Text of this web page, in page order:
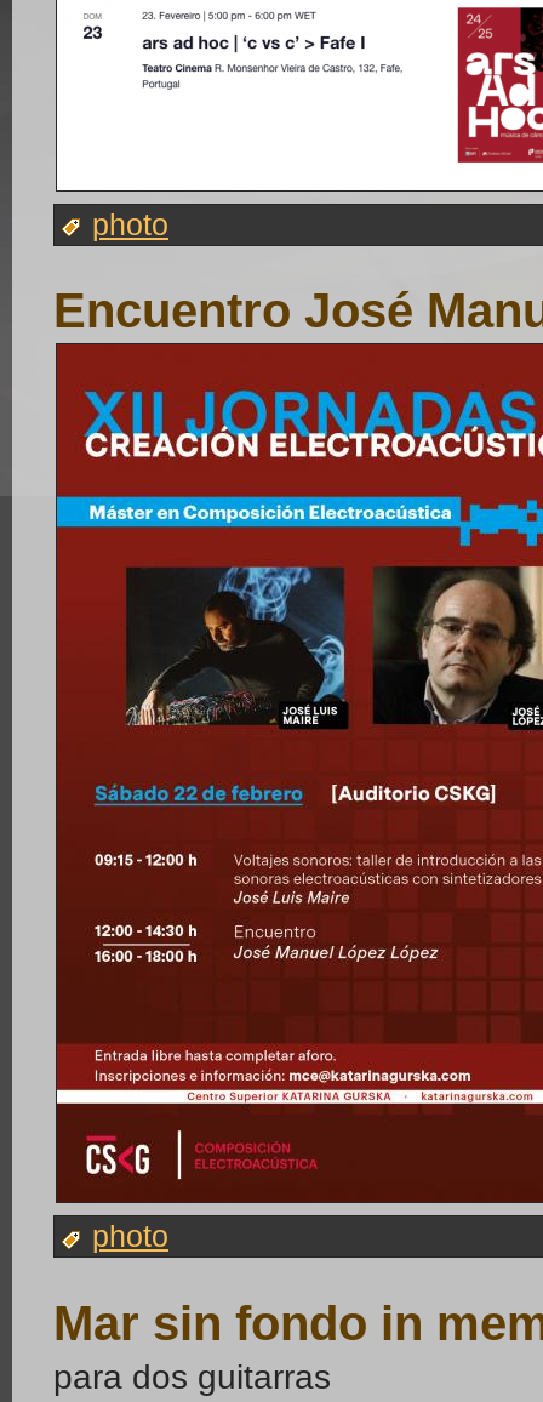
photo
Encuentro José
photo
Mar sin fondo in
para dos guitarras